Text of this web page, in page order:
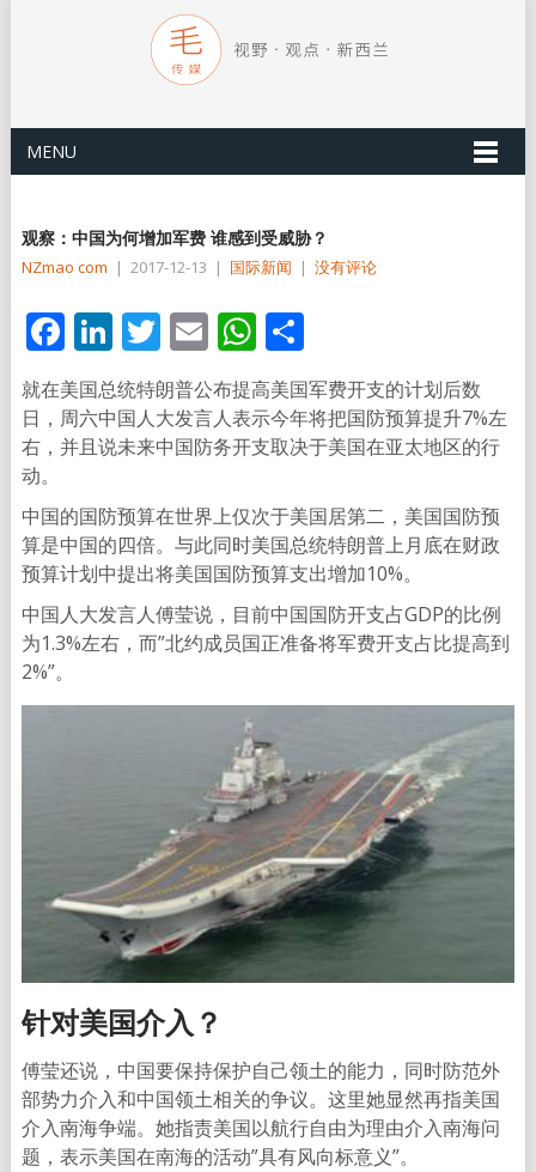
MENU
观察：中国为何增加军费 谁感到受威胁？
NZmao com | 2017-12-13 | 国际新闻 | 没有评论
Facebook
LinkedIn
Twitter
EmailWhatsApp
分
享
就在美国总统特朗普公布提高美国军费开支的计划后数
日，周六中国人大发言人表示今年将把国防预算提升7%左
右，并且说未来中国防务开支取决于美国在亚太地区的行
动。
中国的国防预算在世界上仅次于美国居第二，美国国防预
算是中国的四倍。与此同时美国总统特朗普上月底在财政
预算计划中提出将美国国防预算支出增加10%。
中国人大发言人傅莹说，目前中国国防开支占GDP的比例
为1.3%左右，而”北约成员国正准备将军费开支占比提高到
2%”。
针对美国介入？
傅莹还说，中国要保持保护自己领土的能力，同时防范外
部势力介入和中国领土相关的争议。这里她显然再指美国
介入南海争端。她指责美国以航行自由为理由介入南海问
题，表示美国在南海的活动”具有风向标意义”。